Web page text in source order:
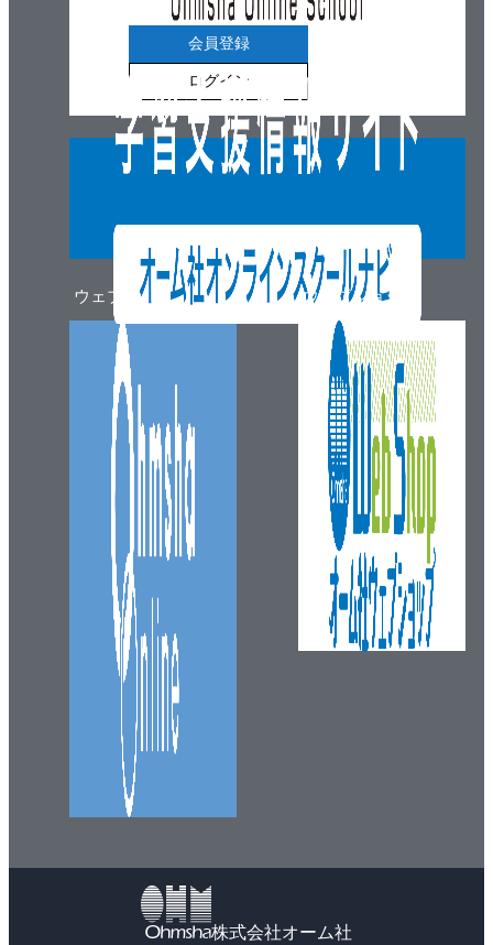
ウェブマガジン
会員登録
ログイン
ウェブショップ
株式会社オーム社